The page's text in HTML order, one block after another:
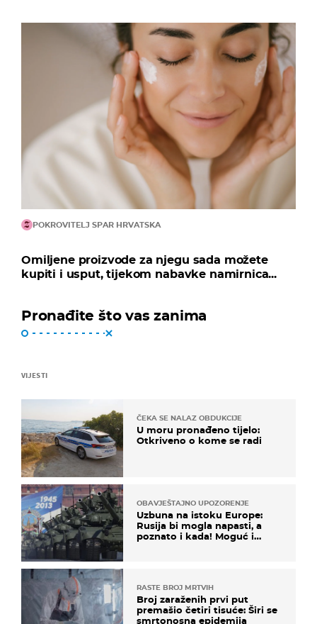
POKROVITELJ SPAR HRVATSKA
Omiljene proizvode za njegu sada možete
kupiti i usput, tijekom nabavke namirnica...
Pronađite što vas zanima
VIJESTI
ČEKA SE NALAZ OBDUKCIJE
U moru pronađeno tijelo:
Otkriveno o kome se radi
OBAVJEŠTAJNO UPOZORENJE
Uzbuna na istoku Europe:
Rusija bi mogla napasti, a
poznato i kada! Moguć i
RASTE BROJ MRTVIH
Broj zaraženih prvi put
premašio četiri tisuće: Širi se
smrtonosna epidemija